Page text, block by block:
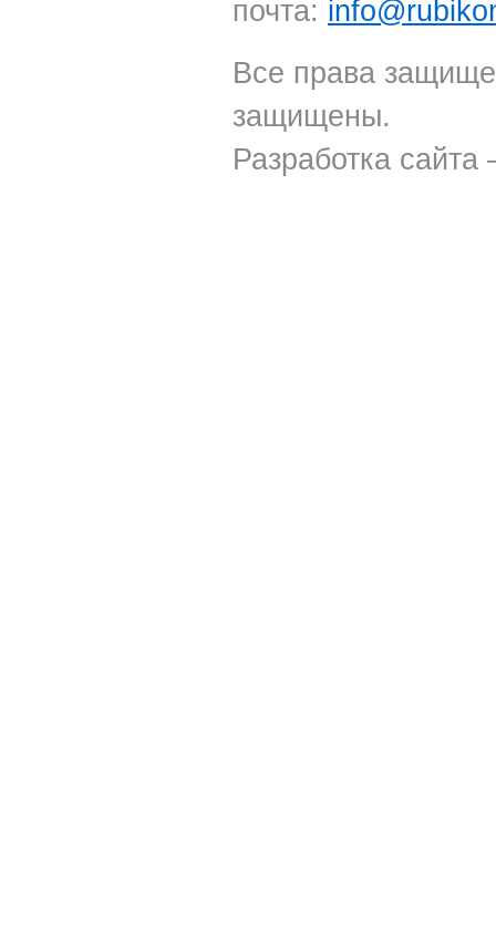
почта:
Все права
защищены.
Разработка